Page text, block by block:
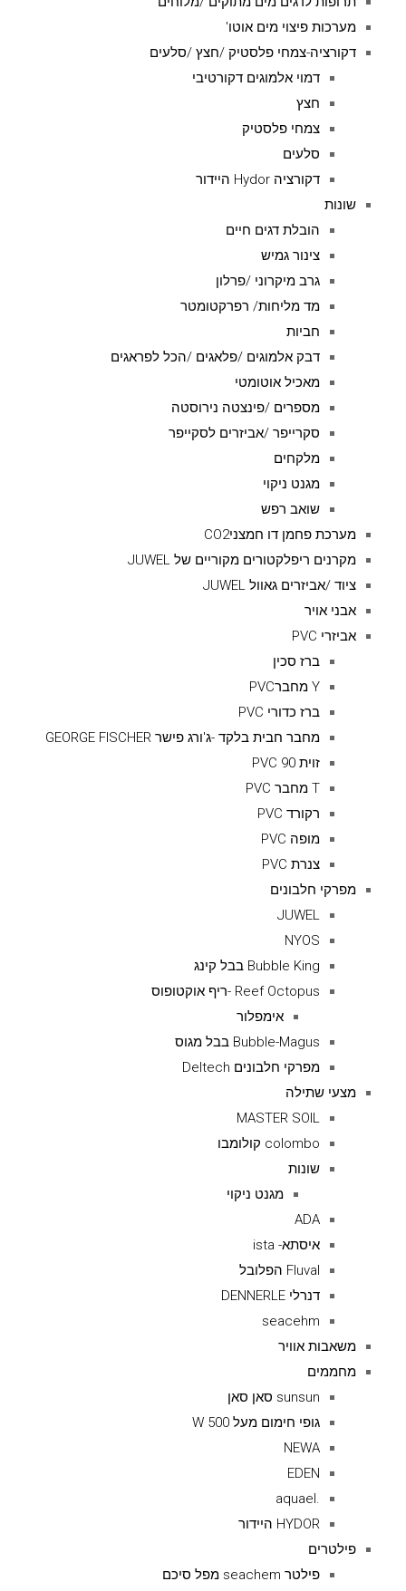
מערכות פיצוי מים אוטו'
דקורציה-צמחי פלסטיק /חצץ /סלעים
דמוי אלמוגים דקורטיבי
חצץ
צמחי פלסטיק
סלעים
דקורציה Hydor היידור
שונות
הובלת דגים חיים
צינור גמיש
גרב מיקרוני /פרלון
מד מליחות/ רפרקטומטר
חביות
דבק אלמוגים /פלאגים /הכל לפראגים
מאכיל אוטומטי
מספרים /פינצטה נירוסטה
סקרייפר /אביזרים לסקייפר
מלקחים
מגנט ניקוי
שואב רפש
מערכת פחמן דו חמצניCO2
מקרנים ריפלקטורים מקוריים של JUWEL
ציוד /אביזרים גאוול JUWEL
אבני אויר
אביזרי PVC
ברז סכין
Y מחברPVC
ברז כדורי PVC
מחבר חבית בלקד -ג'ורג פישר GEORGE FISCHER
זוית 90 PVC
T מחבר PVC
רקורד PVC
מופה PVC
צנרת PVC
מפרקי חלבונים
JUWEL
NYOS
Bubble King בבל קינג
Reef Octopus -ריף אוקטופוס
אימפלור
Bubble-Magus בבל מגוס
מפרקי חלבונים Deltech
מצעי שתילה
MASTER SOIL
colombo קולומבו
שונות
מגנט ניקוי
ADA
איסתא- ista
Fluval הפלובל
דנרלי DENNERLE
seacehm
משאבות אוויר
מחממים
sunsun סאן סאן
גופי חימום מעל 500 W
NEWA
EDEN
.aquael
HYDOR היידור
פילטרים
פילטר seachem מפל סיכם